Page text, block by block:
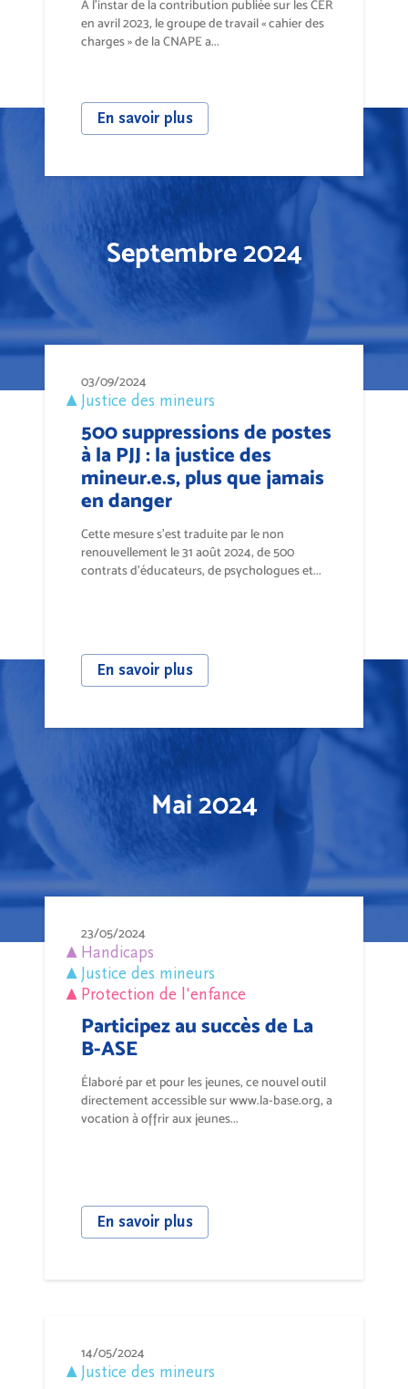
À l’instar de la contribution publiée sur les CER
en avril 2023, le groupe de travail « cahier des
charges » de la CNAPE a...
En savoir plus
Septembre 2024
03/09/2024
Justice des mineurs
500 suppressions de postes
à la PJJ : la justice des
mineur.e.s, plus que jamais
en danger
Cette mesure s’est traduite par le non
renouvellement le 31 août 2024, de 500
contrats d’éducateurs, de psychologues et...
En savoir plus
Mai 2024
23/05/2024
Handicaps
Justice des mineurs
Protection de l'enfance
Participez au succès de La
B-ASE
Élaboré par et pour les jeunes, ce nouvel outil
directement accessible sur www.la-base.org, a
vocation à offrir aux jeunes...
En savoir plus
14/05/2024
Justice des mineurs